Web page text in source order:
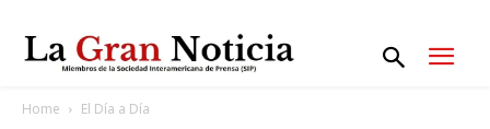
Home El Día a Día